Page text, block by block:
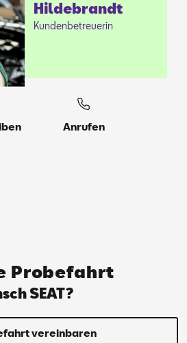
Hil­de­brandt
Kun­den­be­treue­rin
Anrufen
Probefahrt
SEAT?
vereinbaren